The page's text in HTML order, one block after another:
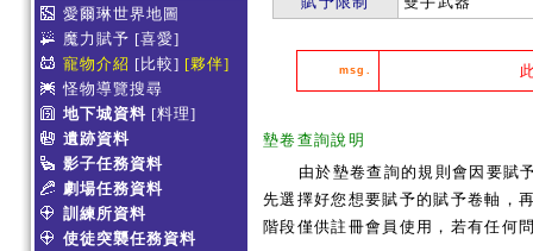
愛爾琳世界地圖
魔力賦予 [喜愛]
寵物介紹 [比較] [夥伴]
怪物導覽搜尋
地下城資料 [料理]
遺跡資料
影子任務資料
劇場任務資料
訓練所資料
使徒突襲任務資料
msg.
墊卷查詢說明
由於墊卷查詢的規則會因要賦
先選擇好您想要賦予的賦予卷軸，
階段僅供註冊會員使用，若有任何